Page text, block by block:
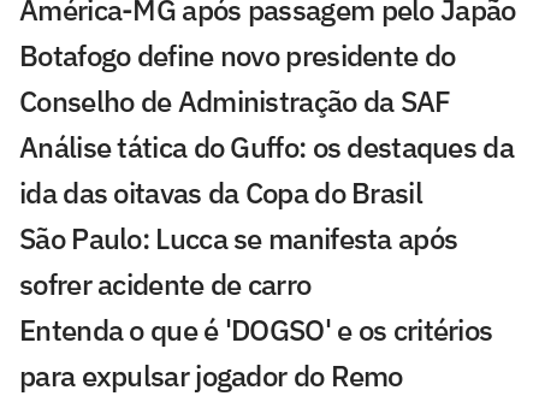
América-MG após passagem pelo Japão
Botafogo define novo presidente do
Conselho de Administração da SAF
Análise tática do Guffo: os destaques da
ida das oitavas da Copa do Brasil
São Paulo: Lucca se manifesta após
sofrer acidente de carro
Entenda o que é 'DOGSO' e os critérios
para expulsar jogador do Remo